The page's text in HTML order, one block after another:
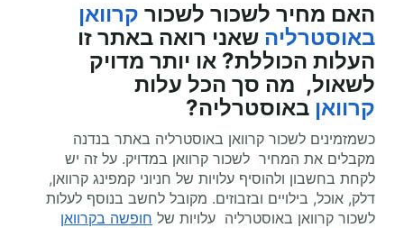
האם מחיר לשכור לשכור קרוואן
באוסטרליה שאני רואה באתר זו
העלות הכוללת? או יותר מדויק
לשאול, מה סך הכל עלות
קרוואן באוסטרליה?
כשמזמינים לשכור קרוואן באוסטרליה באתר בנדנה
מקבלים את המחיר לשכור קרוואן במדויק. על זה יש
לקחת בחשבון ולהוסיף עלויות של חניוני קמפינג קרוואן,
דלק, אוכל, בילויים ובזבוזים. מקובל לחשב בנוסף לעלות
לשכור קרוואן באוסטרליה עלויות של חופשה בקרוואן